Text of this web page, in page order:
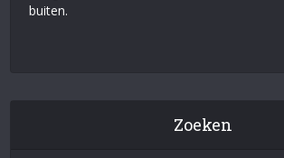
buiten.
Zoeken